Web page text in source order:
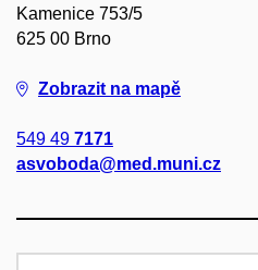
Kamenice 753/5
625 00 Brno
Zobrazit na mapě
549 49 7171
asvoboda@med.muni.cz